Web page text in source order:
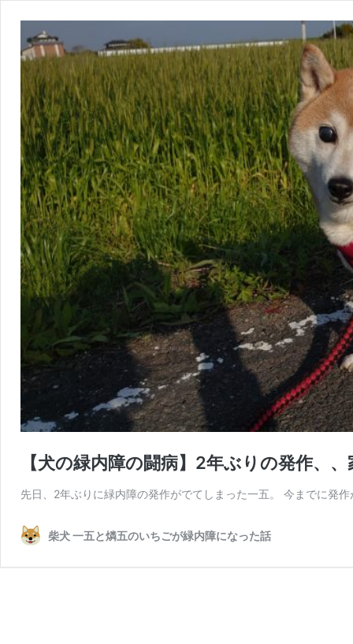
【犬の緑内障の闘病】2年ぶりの発作、
先日、2年ぶりに緑内障の発作がでてしまった一五。 今までに発
柴犬 一五と燐五のいちごが緑内障になった話